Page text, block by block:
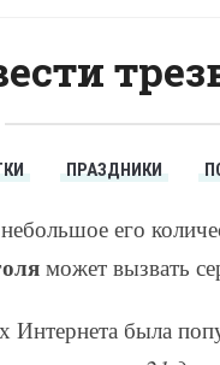
ПРАЗДНИКИ
его
может вызвать
Интернета была